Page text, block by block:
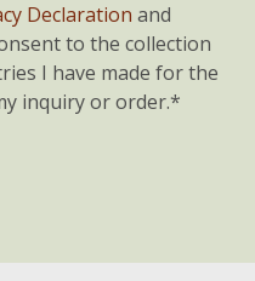
Declaration and
to the collection
I have made for the
inquiry or order.*